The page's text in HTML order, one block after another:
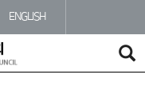
ENGLISH